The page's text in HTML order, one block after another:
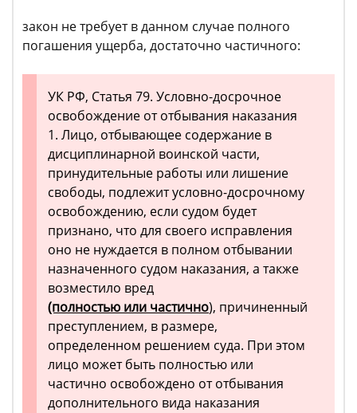
закон не требует в данном случае полного
погашения ущерба, достаточно частичного:
УК РФ, Статья 79. Условно-досрочное
освобождение от отбывания наказания
1. Лицо, отбывающее содержание в
дисциплинарной воинской части,
принудительные работы или лишение
свободы, подлежит условно-досрочному
освобождению, если судом будет
признано, что для своего исправления
оно не нуждается в полном отбывании
назначенного судом наказания, а также
возместило вред
(полностью или частично), причиненный
преступлением, в размере,
определенном решением суда. При этом
лицо может быть полностью или
частично освобождено от отбывания
дополнительного вида наказания